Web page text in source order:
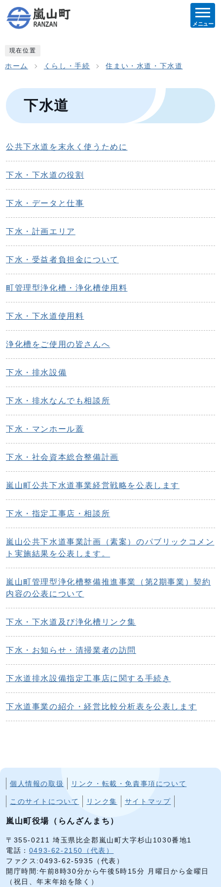
メニュー
現在位置
ホーム くらし・手続 住まい・水道・下水道
下水道
公共下水道を末永く使うために
下水・下水道の役割
下水・データと仕事
下水・計画エリア
下水・受益者負担金について
町管理型浄化槽・浄化槽使用料
下水・下水道使用料
浄化槽をご使用の皆さんへ
下水・排水設備
下水・排水なんでも相談所
下水・マンホール蓋
下水・社会資本総合整備計画
嵐山町公共下水道事業経営戦略を公表します
下水・指定工事店・相談所
嵐山公共下水道事業計画（素案）のパブリックコメン
ト実施結果を公表します。
嵐山町管理型浄化槽整備推進事業（第2期事業）契約
内容の公表について
下水・下水道及び浄化槽リンク集
下水・お知らせ・清掃業者の訪問
下水道排水設備指定工事店に関する手続き
下水道事業の紹介・経営比較分析表を公表します
個人情報の取扱 リンク・転載・免責事項について
このサイトについて リンク集 サイトマップ
嵐山町役場（らんざんまち）
〒355-0211 埼玉県比企郡嵐山町大字杉山1030番地1
電話： 0493-62-2150（代表）
ファクス:0493-62-5935（代表）
開庁時間:午前8時30分から午後5時15分 月曜日から金曜日
（祝日、年末年始を除く）